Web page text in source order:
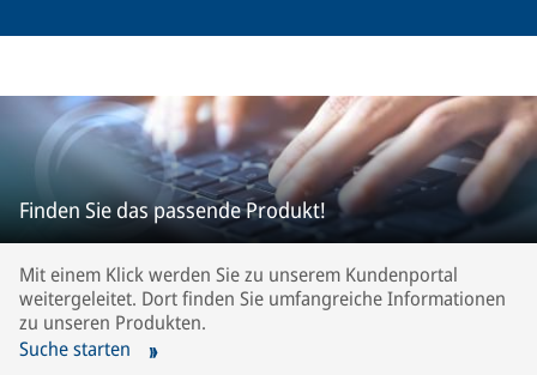
Finden Sie das passende Produkt!
Mit einem Klick werden Sie zu unserem Kundenportal
weitergeleitet. Dort finden Sie umfangreiche Informationen
zu unseren Produkten.
Suche starten